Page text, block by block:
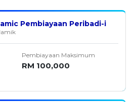
Pembiayaan Peribadi-i
Pembiayaan Maksimum
RM 100,000